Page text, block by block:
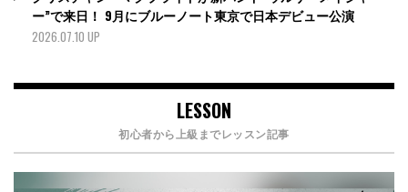
ー”で来日！ 9月にブルーノート東京で日本デビュー公演
2026.07.10 UP
LESSON
初心者から上級までレッスン記事